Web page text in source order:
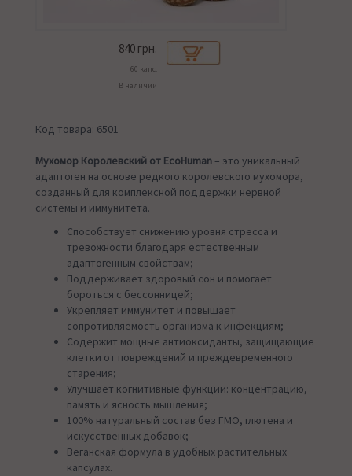
840 грн.
60 капс.
В наличии
Код товара: 6501
Мухомор Королевский от EcoHuman – это уникальный
адаптоген на основе редкого королевского мухомора,
созданный для комплексной поддержки нервной
системы и иммунитета.
Способствует снижению уровня стресса и
тревожности благодаря естественным
адаптогенным свойствам;
Поддерживает здоровый сон и помогает
бороться с бессонницей;
Укрепляет иммунитет и повышает
сопротивляемость организма к инфекциям;
Содержит мощные антиоксиданты, защищающие
клетки от повреждений и преждевременного
старения;
Улучшает когнитивные функции: концентрацию,
память и ясность мышления;
100% натуральный состав без ГМО, глютена и
искусственных добавок;
Веганская формула в удобных растительных
капсулах.